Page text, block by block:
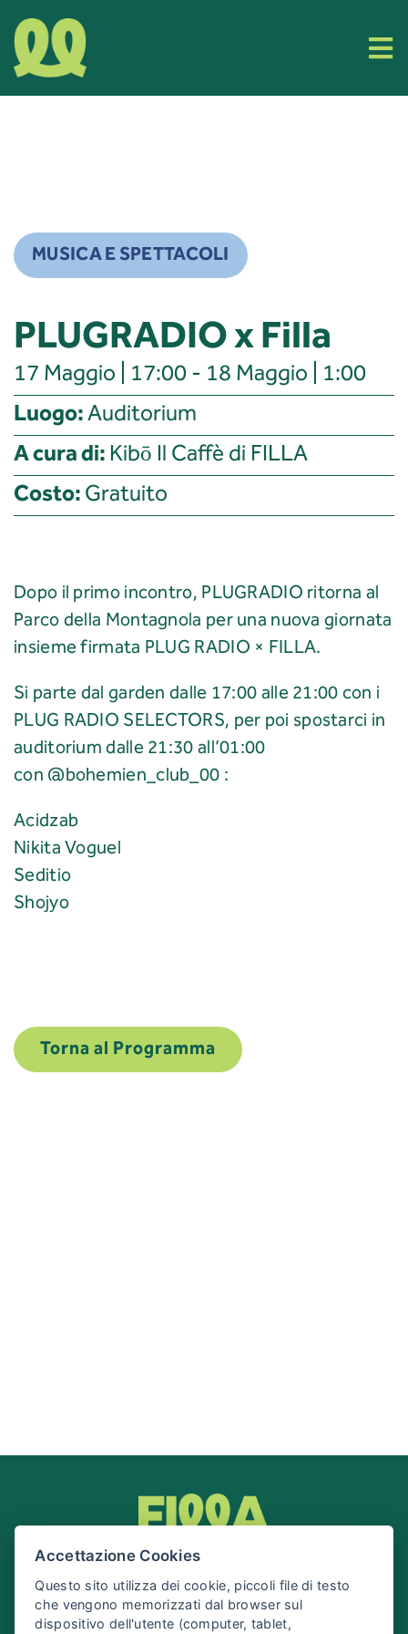
Skip
to
content
Organizza il tuo evento
MUSICA E SPETTACOLI
PLUGRADIO x Filla
17 Maggio | 17:00 - 18 Maggio | 1:00
Luogo:Auditorium
A cura di: Kibō Il Caffè di FILLA
Costo:Gratuito
Dopo il primo incontro, PLUGRADIO ritorna al
Parco della Montagnola per una nuova giornata
insieme firmata PLUG RADIO × FILLA.
Si parte dal garden dalle 17:00 alle 21:00 con i
PLUG RADIO SELECTORS, per poi spostarci in
auditorium dalle 21:30 all’01:00
con @bohemien_club_00 :
Acidzab
Nikita Voguel
Seditio
Shojyo
Torna al Programma
Accettazione Cookies
Questo sito utilizza dei cookie, piccoli file di testo
che vengono memorizzati dal browser sul
dispositivo dell'utente (computer, tablet,